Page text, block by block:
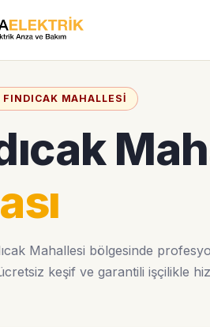
MAHALLESI
Mahallesi bölgesinde
keşif ve garantili işçilikle